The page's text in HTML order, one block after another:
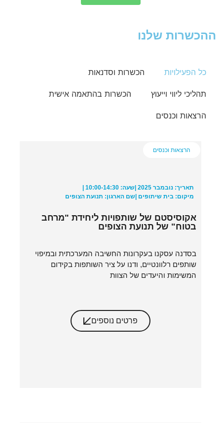
ההכשרות שלנו
כל הפעילויות הכשרות וסדנאות
תהליכי ליווי וייעוץ הכשרות בהתאמה אישית
הרצאות וכנסים
הרצאות וכנסים
תאריך: נובמבר 2025 |
שעה: 10:00-14:30 |
מיקום: בית שיתופים | שם הארגון: תנועת הצופים
אקוסיסטם של שותפויות ליחידת "מרחב
בטוח" של תנועת הצופים
בסדנה עסקנו בעקרונות החשיבה המערכתית ובמיפוי
שותפים רלוונטיים, ודנו על ציר השותפות בקידום
המשימות והיעדים של הצוות
פרטים נוספים